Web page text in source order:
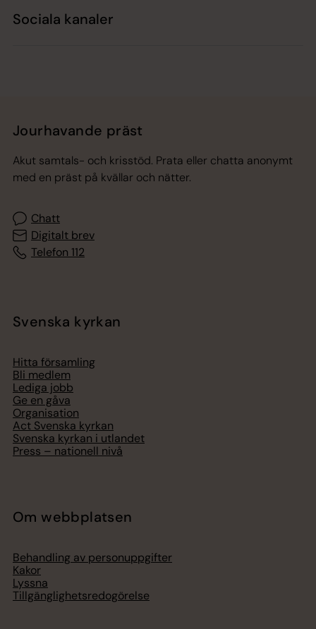
Sociala kanaler
Jourhavande präst
Akut samtals- och krisstöd. Prata eller chatta anonymt
med en präst på kvällar och nätter.
Chatt
Digitalt brev
Telefon 112
Svenska kyrkan
Hitta församling
Bli medlem
Lediga jobb
Ge en gåva
Organisation
Act Svenska kyrkan
Svenska kyrkan i utlandet
Press – nationell nivå
Om webbplatsen
Behandling av personuppgifter
Kakor
Lyssna
Tillgänglighetsredogörelse